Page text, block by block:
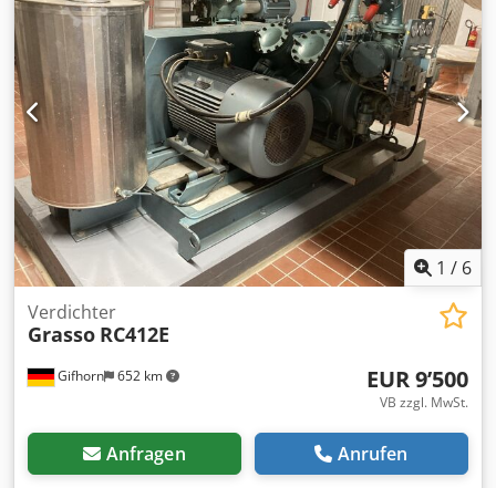
sehr gut Weitere Informationen Lieferbedingungen: EXW
Produktionsland: KR Weitere Informationen Wenden Sie
sich an Ö. Inalkac, um weitere Informationen zu erhalten.
1 / 6
Gifhorn 652 km
Verdichter
Grasso RC412E
EUR 9’500
VB zzgl. MwSt.
Anfragen Anrufen